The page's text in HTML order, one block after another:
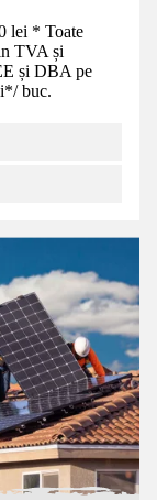
lei * Toate
TVA și
și DBA pe
*/ buc.